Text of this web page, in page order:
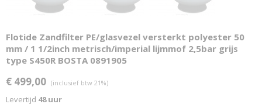
Flotide Zandfilter PE/glasvezel versterkt polyester 50
mm / 1 1/2inch metrisch/imperial lijmmof 2,5bar grijs
type S450R BOSTA 0891905
€ 499,00 (inclusief btw 21%)
Levertijd 48 uur